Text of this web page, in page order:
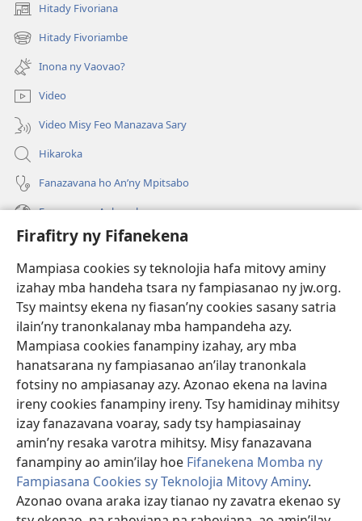
Firafitry ny Fifanekena
Mampiasa cookies sy teknolojia hafa mitovy aminy
izahay mba handeha tsara ny fampiasanao ny jw.org.
Tsy maintsy ekena ny fiasan’ny cookies sasany satria
ilain’ny tranonkalanay mba hampandeha azy.
Mampiasa cookies fanampiny izahay, ary mba
hanatsarana ny fampiasanao an’ilay tranonkala
fotsiny no ampiasanay azy. Azonao ekena na lavina
ireny cookies fanampiny ireny. Tsy hamidinay mihitsy
izay fanazavana voaray, sady tsy hampiasainay
amin’ny resaka varotra mihitsy. Misy fanazavana
fanampiny ao amin’ilay hoe Fifanekena Momba ny
Fampiasana Cookies sy Teknolojia Mitovy Aminy.
Azonao ovana araka izay tianao ny zavatra ekenao sy
Hitady Fivoriana
(manokatra
rohy) Hitady Fivoriambe
(manokatra
rohy) Inona ny Vaovao?
Video
Video Misy Feo Manazava Sary
Hikaroka
Fanazavana ho An’ny Mpitsabo
Fanazavana Ankapobeny
Fanampiana
Fanomezana
(manokatra
rohy)
FITEHIRIZAM-BOKIN’NY Vavolombelon’i Jehovah
(manokatra
rohy)
JW Hub
(manokatra
rohy)
JW Library
Watchtower Library ®